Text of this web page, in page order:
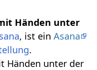
Händen unter
, ist einAsana
.
Händen unter der